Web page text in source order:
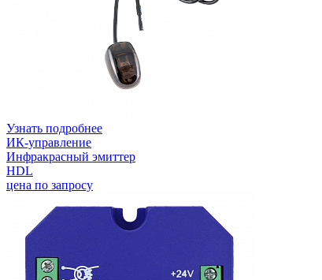
Узнать подробнее
ИК-управление
Инфракрасный эмиттер
HDL
цена по запросу